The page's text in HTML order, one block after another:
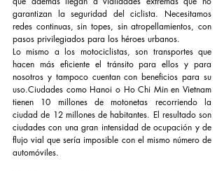
garantizan la seguridad del ciclista. Necesitamos
redes continuas, sin topes, sin atropellamientos, con
pasos privilegiados para los héroes urbanos.
Lo mismo a los motociclistas, son transportes que
hacen más eficiente el tránsito para ellos y para
nosotros y tampoco cuentan con beneficios para su
uso.Ciudades como Hanoi o Ho Chi Min en Vietnam
tienen 10 millones de motonetas recorriendo la
ciudad de 12 millones de habitantes. El resultado son
ciudades con una gran intensidad de ocupación y de
flujo vial que sería imposible con el mismo número de
automóviles.